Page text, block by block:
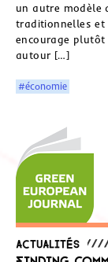
un autre modèle
traditionnelles et
encourage
autour […]
#économie
Actualités